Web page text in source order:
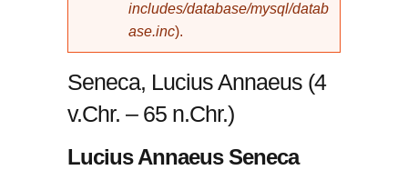
includes/database/mysql/datab
ase.inc).
Seneca, Lucius Annaeus (4
v.Chr. – 65 n.Chr.)
Lucius Annaeus Seneca